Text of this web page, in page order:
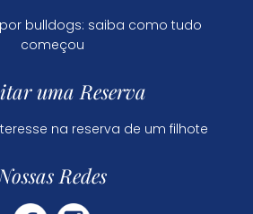
bulldogs: saiba como tudo
começou
uma Reserva
na reserva de um filhote
Redes